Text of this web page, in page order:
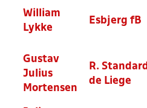
William
Lykke
Esbjerg fB
Gustav
Julius
Mortensen
R. Standard
de Liege